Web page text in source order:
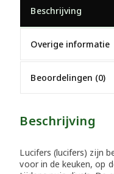
Beschrijving
Overige informatie
Beoordelingen (0)
Beschrijving
Lucifers (lucifers) zijn
voor in de keuken, op